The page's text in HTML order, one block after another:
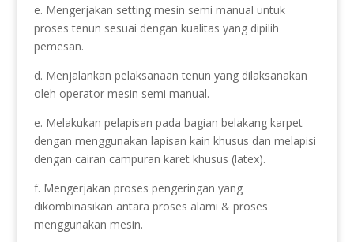
e. Mengerjakan setting mesin semi manual untuk
proses tenun sesuai dengan kualitas yang dipilih
pemesan.
d. Menjalankan pelaksanaan tenun yang dilaksanakan
oleh operator mesin semi manual.
e. Melakukan pelapisan pada bagian belakang karpet
dengan menggunakan lapisan kain khusus dan melapisi
dengan cairan campuran karet khusus (latex).
f. Mengerjakan proses pengeringan yang
dikombinasikan antara proses alami & proses
menggunakan mesin.